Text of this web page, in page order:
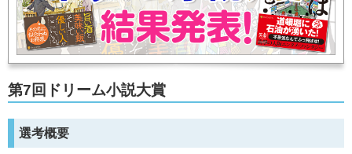
第7回ドリーム小説大賞
選考概要